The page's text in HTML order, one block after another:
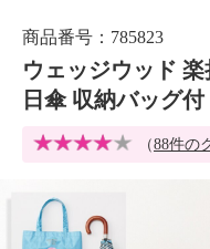
商品番号：785823
ウェッジウッド
日傘 収納バッグ付
（88件の